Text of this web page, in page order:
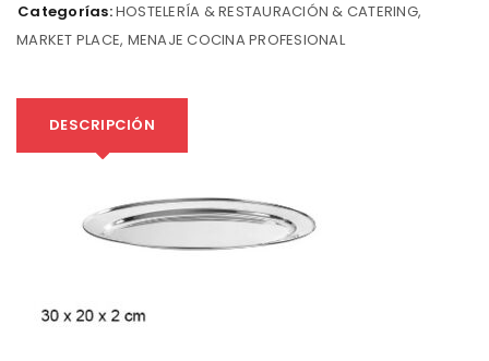
Categorías:HOSTELERÍA & RESTAURACIÓN & CATERING,
MARKET PLACE, MENAJE COCINA PROFESIONAL
DESCRIPCIÓN